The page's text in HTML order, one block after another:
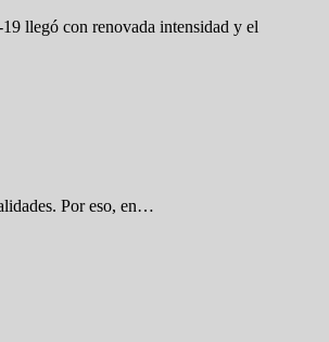
llegó con renovada intensidad y el
Por eso, en…